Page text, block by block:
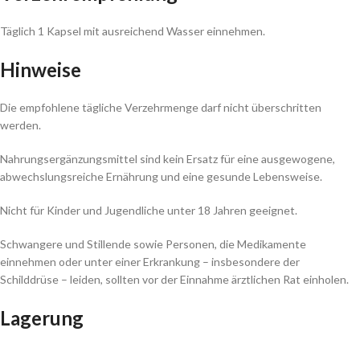
Täglich 1 Kapsel mit ausreichend Wasser einnehmen.
Hinweise
Die empfohlene tägliche Verzehrmenge darf nicht überschritten
werden.
Nahrungsergänzungsmittel sind kein Ersatz für eine ausgewogene,
abwechslungsreiche Ernährung und eine gesunde Lebensweise.
Nicht für Kinder und Jugendliche unter 18 Jahren geeignet.
Schwangere und Stillende sowie Personen, die Medikamente
einnehmen oder unter einer Erkrankung – insbesondere der
Schilddrüse – leiden, sollten vor der Einnahme ärztlichen Rat einholen.
Lagerung